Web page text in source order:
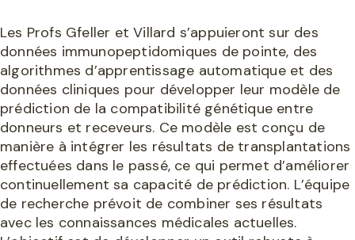
Les Profs Gfeller et Villard s’appuieront sur des
données immunopeptidomiques de pointe, des
algorithmes d’apprentissage automatique et des
données cliniques pour développer leur modèle de
prédiction de la compatibilité génétique entre
donneurs et receveurs. Ce modèle est conçu de
manière à intégrer les résultats de transplantations
effectuées dans le passé, ce qui permet d’améliorer
continuellement sa capacité de prédiction. L’équipe
de recherche prévoit de combiner ses résultats
avec les connaissances médicales actuelles.